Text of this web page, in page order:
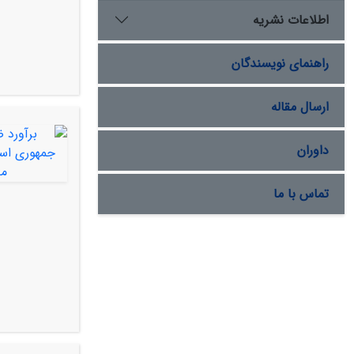
اطلاعات نشریه
راهنمای نویسندگان
ارسال مقاله
داوران
تماس با ما